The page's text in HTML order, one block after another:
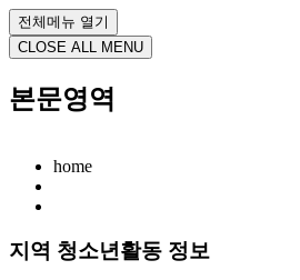
전체메뉴 열기
CLOSE ALL MENU
본문영역
home
지역 청소년활동 정보